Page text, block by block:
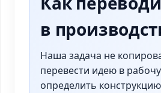
в
Наша задача не
перевести идею в
определить